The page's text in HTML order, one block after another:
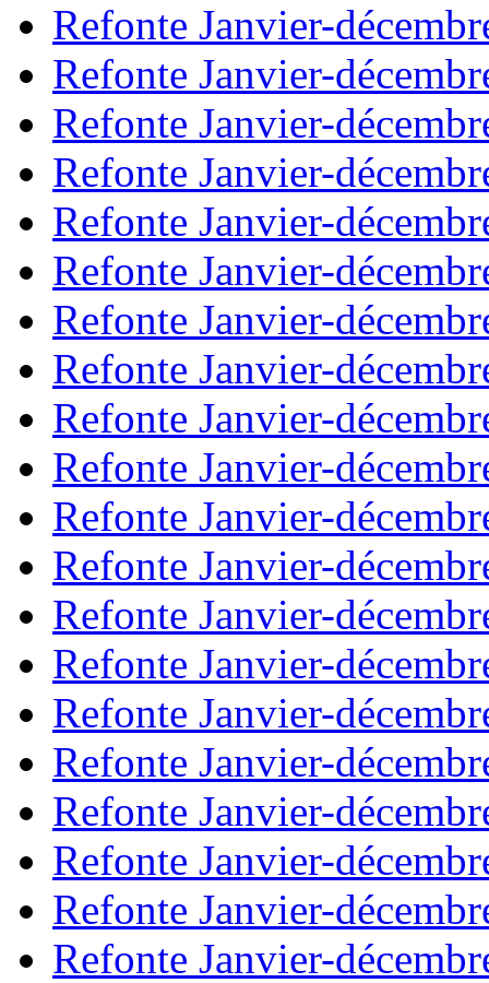
Refonte Janvier-
Refonte Janvier-
Refonte Janvier-
Refonte Janvier-
Refonte Janvier-
Refonte Janvier-
Refonte Janvier-
Refonte Janvier-
Refonte Janvier-
Refonte Janvier-
Refonte Janvier-
Refonte Janvier-
Refonte Janvier-
Refonte Janvier-
Refonte Janvier-
Refonte Janvier-
Refonte Janvier-
Refonte Janvier-
Refonte Janvier-
Refonte Janvier-